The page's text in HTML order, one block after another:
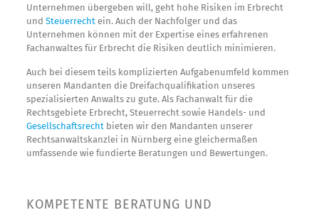
Unternehmen übergeben will, geht hohe Risiken im Erbrecht
und Steuerrecht ein. Auch der Nachfolger und das
Unternehmen können mit der Expertise eines erfahrenen
Fachanwaltes für Erbrecht die Risiken deutlich minimieren.
Auch bei diesem teils komplizierten Aufgabenumfeld kommen
unseren Mandanten die Dreifachqualifikation unseres
spezialisierten Anwalts zu gute. Als Fachanwalt für die
Rechtsgebiete Erbrecht, Steuerrecht sowie Handels- und
Gesellschaftsrecht bieten wir den Mandanten unserer
Rechtsanwaltskanzlei in Nürnberg eine gleichermaßen
umfassende wie fundierte Beratungen und Bewertungen.
KOMPETENTE BERATUNG UND